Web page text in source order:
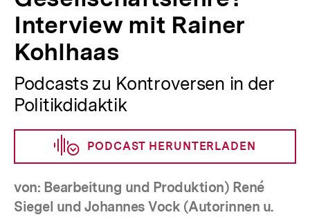
Interview mit Rainer
Kohlhaas
Podcasts zu Kontroversen in der
Politikdidaktik
PODCAST HERUNTERLADEN
von: Bearbeitung und Produktion) René
Siegel und Johannes Vock (Autorinnen u.